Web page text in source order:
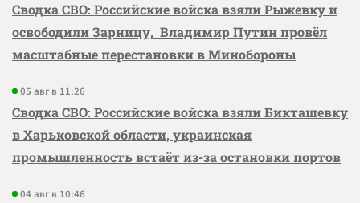
Сводка СВО: Российские войска взяли Рыжевку и
освободили Зарницу, Владимир Путин провёл
масштабные перестановки в Минобороны
05 авг в 11:26
Сводка СВО: Российские войска взяли Бикташевку
в Харьковской области, украинская
промышленность встаёт из-за остановки портов
04 авг в 10:46